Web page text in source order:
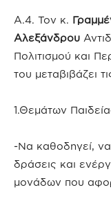
Α.4. Τον κ.
Αλεξάνδρου
Πολιτισμού και
του μεταβιβάζει
1.Θεμάτων
-Να καθοδηγεί, να
δράσεις και
μονάδων που